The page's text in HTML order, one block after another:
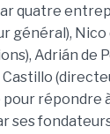
quatre
général), Nico
Adrián de
répondre
ses fondateurs